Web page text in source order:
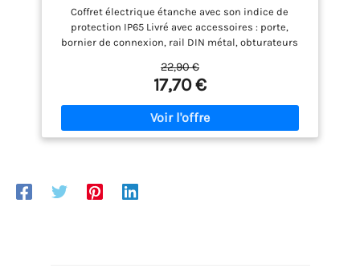
Coffret électrique étanche avec son indice de
protection IP65 Livré avec accessoires : porte,
bornier de connexion, rail DIN métal, obturateurs
piscine ou un atelier Assure une sécurité et une
fiabilité conformes aux exigences européennes
Compact et ergonomique pour une installation
facile
22,90 €
17,70 €